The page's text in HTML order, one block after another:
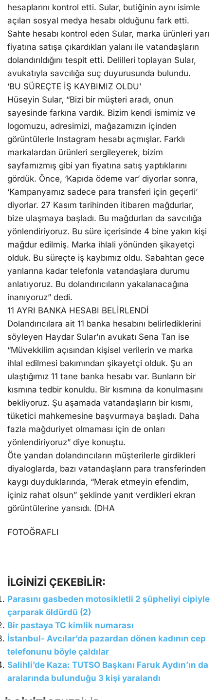
hesaplarını kontrol etti. Sular, butiğinin aynı isimle
açılan sosyal medya hesabı olduğunu fark etti.
Sahte hesabı kontrol eden Sular, marka ürünleri yarı
fiyatına satışa çıkardıkları yalanı ile vatandaşların
dolandırıldığını tespit etti. Delilleri toplayan Sular,
avukatıyla savcılığa suç duyurusunda bulundu.
‘BU SÜREÇTE İŞ KAYBIMIZ OLDU’
Hüseyin Sular, “Bizi bir müşteri aradı, onun
sayesinde farkına vardık. Bizim kendi ismimiz ve
logomuzu, adresimizi, mağazamızın içinden
görüntülerle Instagram hesabı açmışlar. Farklı
markalardan ürünleri sergileyerek, bizim
sayfamızmış gibi yarı fiyatına satış yaptıklarını
gördük. Önce, ‘Kapıda ödeme var’ diyorlar sonra,
‘Kampanyamız sadece para transferi için geçerli’
diyorlar. 27 Kasım tarihinden itibaren mağdurlar,
bize ulaşmaya başladı. Bu mağdurları da savcılığa
yönlendiriyoruz. Bu süre içerisinde 4 bine yakın kişi
mağdur edilmiş. Marka ihlali yönünden şikayetçi
olduk. Bu süreçte iş kaybımız oldu. Sabahtan gece
yarılarına kadar telefonla vatandaşlara durumu
anlatıyoruz. Bu dolandırıcıların yakalanacağına
inanıyoruz” dedi.
11 AYRI BANKA HESABI BELİRLENDİ
Dolandırıcılara ait 11 banka hesabını belirlediklerini
söyleyen Haydar Sular’ın avukatı Sena Tan ise
“Müvekkilim açısından kişisel verilerin ve marka
ihlal edilmesi bakımından şikayetçi olduk. Şu an
ulaştığımız 11 tane banka hesabı var. Bunların bir
kısmına tedbir konuldu. Bir kısmına da konulmasını
bekliyoruz. Şu aşamada vatandaşların bir kısmı,
tüketici mahkemesine başvurmaya başladı. Daha
fazla mağduriyet olmaması için de onları
yönlendiriyoruz” diye konuştu.
Öte yandan dolandırıcıların müşterilerle girdikleri
diyaloglarda, bazı vatandaşların para transferinden
kaygı duyduklarında, “Merak etmeyin efendim,
içiniz rahat olsun” şeklinde yanıt verdikleri ekran
görüntülerine yansıdı. (DHA
FOTOĞRAFLI
İLGİNİZİ ÇEKEBİLİR:
Parasını gasbeden motosikletli 2 şüpheliyi cipiyle
çarparak öldürdü (2)
Bir pastaya TC kimlik numarası
İstanbul- Avcılar’da pazardan dönen kadının cep
telefonunu böyle çaldılar
Salihli’de Kaza: TUTSO Başkanı Faruk Aydın’ın da
aralarında bulunduğu 3 kişi yaralandı